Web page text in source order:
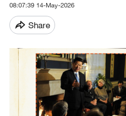
08:07:39 14-May-2026
Share